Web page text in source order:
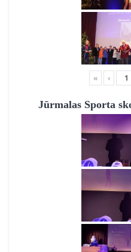
« ‹
Jūrmalas Sporta